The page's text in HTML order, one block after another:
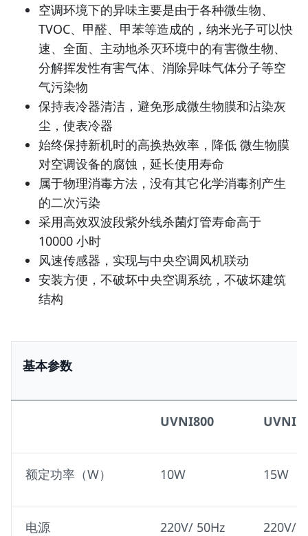
空调环境下的异味主要是由于各种微生物、
TVOC、甲醛、甲苯等造成的，纳米光子可以快
速、全面、主动地杀灭环境中的有害微生物、
分解挥发性有害气体、消除异味气体分子等空
气污染物
保持表冷器清洁，避免形成微生物膜和沾染灰
尘，使表冷器
始终保持新机时的高换热效率，降低 微生物膜
对空调设备的腐蚀，延长使用寿命
属于物理消毒方法，没有其它化学消毒剂产生
的二次污染
采用高效双波段紫外线杀菌灯管寿命高于
10000 小时
风速传感器，实现与中央空调风机联动
安装方便，不破坏中央空调系统，不破坏建筑
结构
基本参数
UVNI800
额定功率（W） 10W 15W
电源 220V/ 50Hz 220V/